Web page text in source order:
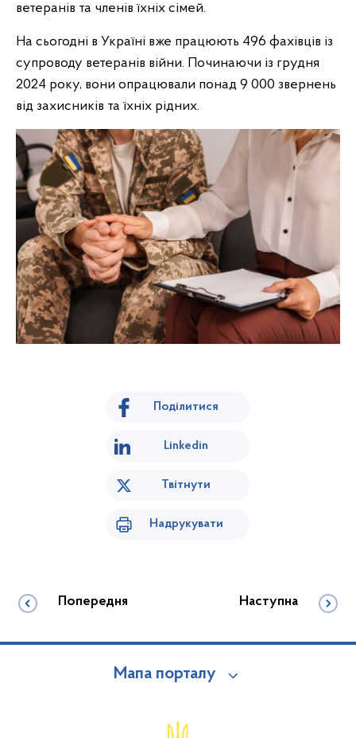
ветеранів та членів їхніх сімей.
На сьогодні в Україні вже працюють 496 фахівців із
супроводу ветеранів війни. Починаючи із грудня
2024 року, вони опрацювали понад 9 000 звернень
від захисників та їхніх рідних.
Поділитися
Linkedin
Твітнути
Надрукувати
Попередня Наступна
Мапа порталу